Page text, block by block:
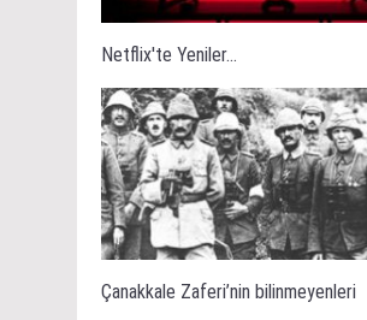
Netflix'te Yeniler...
Çanakkale Zaferi’nin bilinmeyenleri